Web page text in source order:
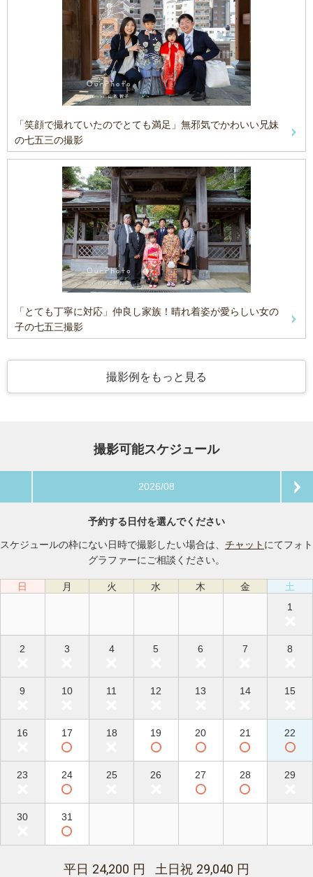
「笑顔で撮れていたのでとても満足」無邪気でかわいい兄妹
の七五三の撮影
「とても丁寧に対応」仲良し家族！晴れ着姿が愛らしい女の
子の七五三撮影
撮影例をもっと見る
撮影可能スケジュール
2026/08
予約する日付を選んでください
スケジュールの枠にない日時で撮影したい場合は、 チャット にてフォト
グラファーにご相談ください。
日 月 火 水 木 金
土
1
2 3 4 5 6 7 8
9 10 11 12 13 14 15
16 17 18 19 20 21 22
23 24 25 26 27 28 29
30 31
平日 24,200 円 土日祝 29,040 円